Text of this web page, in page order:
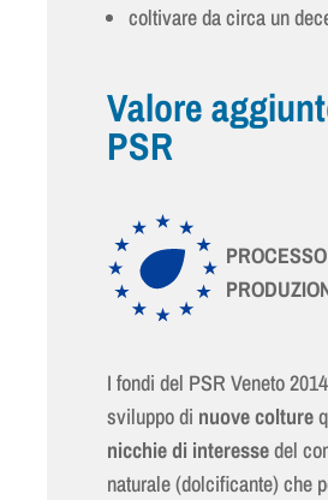
coltivare da circa un
Valore
PSR
I fondi del PSR Veneto
sviluppo di nuove colture
nicchie di interessedel
naturale (dolcificante) che